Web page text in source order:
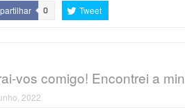
0 Tweet
vos comigo! Encontrei a
2022